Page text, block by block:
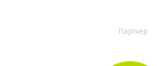
Партнер